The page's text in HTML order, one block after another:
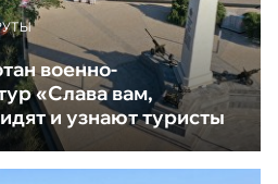
военно-
«Слава вам,
и узнают туристы